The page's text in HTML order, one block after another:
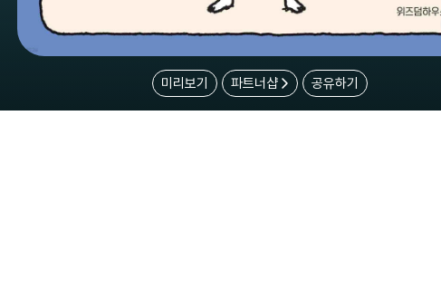
미리보기 파트너샵 공유하기